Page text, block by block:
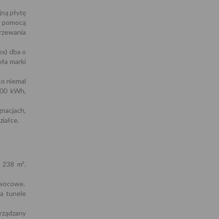
płytę
dba o
marki
niemal
kWh,
m².
tunele